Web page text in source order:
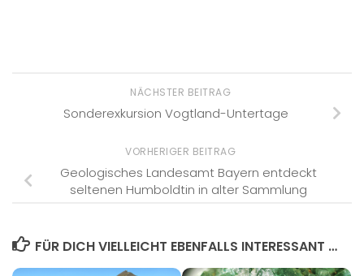
NÄCHSTER BEITRAG
Sonderexkursion Vogtland-Untertage
VORHERIGER BEITRAG
Geologisches Landesamt Bayern entdeckt
seltenen Humboldtin in alter Sammlung
FÜR DICH VIELLEICHT EBENFALLS INTERESSANT …